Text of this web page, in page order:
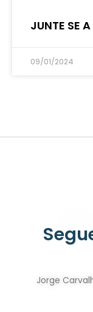
JUNTE SE
09/01/2024
Jorge